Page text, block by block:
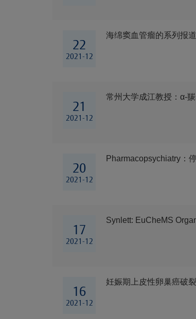
22
2021-12
海绵窦血管瘤的系列报道
21
2021-12
常州大学成江教授：α-
20
2021-12
Pharmacopsychiatry：
17
2021-12
Synlett: EuCheMS
16
2021-12
妊娠期上皮性卵巢癌破